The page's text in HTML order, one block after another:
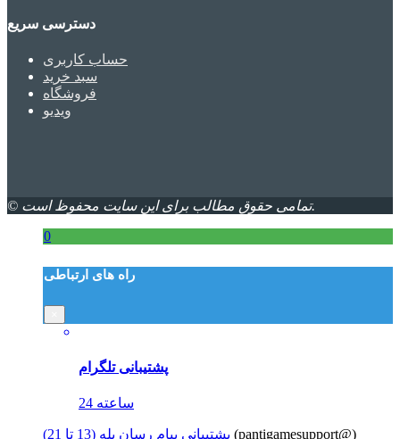
دسترسی سریع
حساب کاربری
سبد خرید
فروشگاه
ویدیو
© تمامی حقوق مطالب برای این سایت محفوظ است.
0
راه های ارتباطی
پشتیبانی تلگرام
24 ساعته
پشتیبانی پیام رسان بله (13 تا 21) (pantigamesupport@)